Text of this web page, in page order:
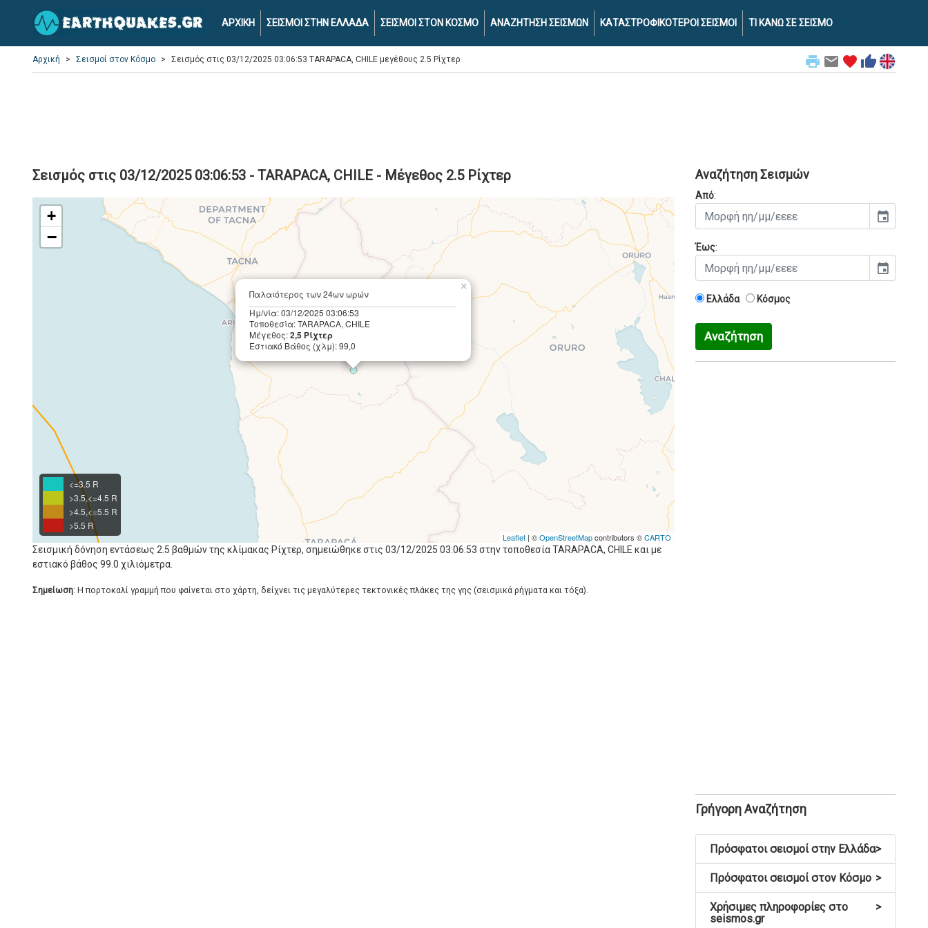
ΑΡΧΙΚΗ ΣΕΙΣΜΟΙ ΣΤΗΝ ΕΛΛΑΔΑ ΣΕΙΣΜΟΙ ΣΤΟΝ ΚΟΣΜΟ ΑΝΑΖΗΤΗΣΗ ΣΕΙΣΜΩΝ ΚΑΤΑΣΤΡΟΦΙΚΟΤΕΡΟΙ ΣΕΙΣΜΟΙ ΤΙ ΚΑΝΩ ΣΕ ΣΕΙΣΜΟ
print email favorite thumb_up
Αρχική Σεισμοί στον Κόσμο Σεισμός στις 03/12/2025 03:06:53 TARAPACA, CHILE μεγέθους 2.5 Ρίχτερ
Σεισμός στις 03/12/2025 03:06:53 - TARAPACA, CHILE - Μέγεθος 2.5 Ρίχτερ
Παλαιότερος των 24ων ωρών
Ημ/νία: 03/12/2025 03:06:53
Τοποθεσία: TARAPACA, CHILE
Μέγεθος:2,5 Ρίχτερ
Εστιακό Βάθος (χλμ): 99,0
×
+
−
<=3.5 R
>3.5,<=4.5 R
>4.5,<=5.5 R
>5.5 R
Leaflet | ©OpenStreetMapcontributors ©CARTO
Σεισμική δόνηση εντάσεως 2.5 βαθμών της κλίμακας Ρίχτερ, σημειώθηκε στις 03/12/2025 03:06:53 στην τοποθεσία TARAPACA, CHILE και με
εστιακό βάθος 99.0 χιλιόμετρα.
Σημείωση: Η πορτοκαλί γραμμή που φαίνεται στο χάρτη, δείχνει τις μεγαλύτερες τεκτονικές πλάκες της γης (σεισμικά ρήγματα και τόξα).
Αναζήτηση Σεισμών
Από:
event
Έως:
event
Ελλάδα Κόσμος
Αναζήτηση
Γρήγορη Αναζήτηση
>
Πρόσφατοι σεισμοί στην Ελλάδα
>
Πρόσφατοι σεισμοί στον Κόσμο
>
Χρήσιμες πληροφορίες στο
seismos.gr